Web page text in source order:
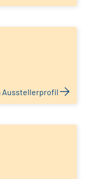
Ausstellerprofil